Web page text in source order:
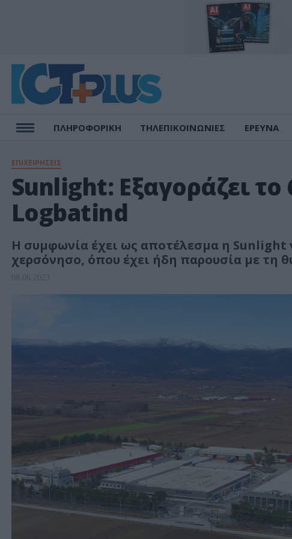
ΠΛΗΡΟΦΟΡΙΚΗ ΤΗΛΕΠΙΚΟΙΝΩΝΙΕΣ ΕΡΕΥΝΑ
ΕΠΙΧΕΙΡΗΣΕΙΣ
Sunlight: Εξαγοράζει
Logbatind
Η συμφωνία έχει ως αποτέλεσμα η Sunlight
χερσόνησο, όπου έχει ήδη παρουσία με τη
08.06.2023